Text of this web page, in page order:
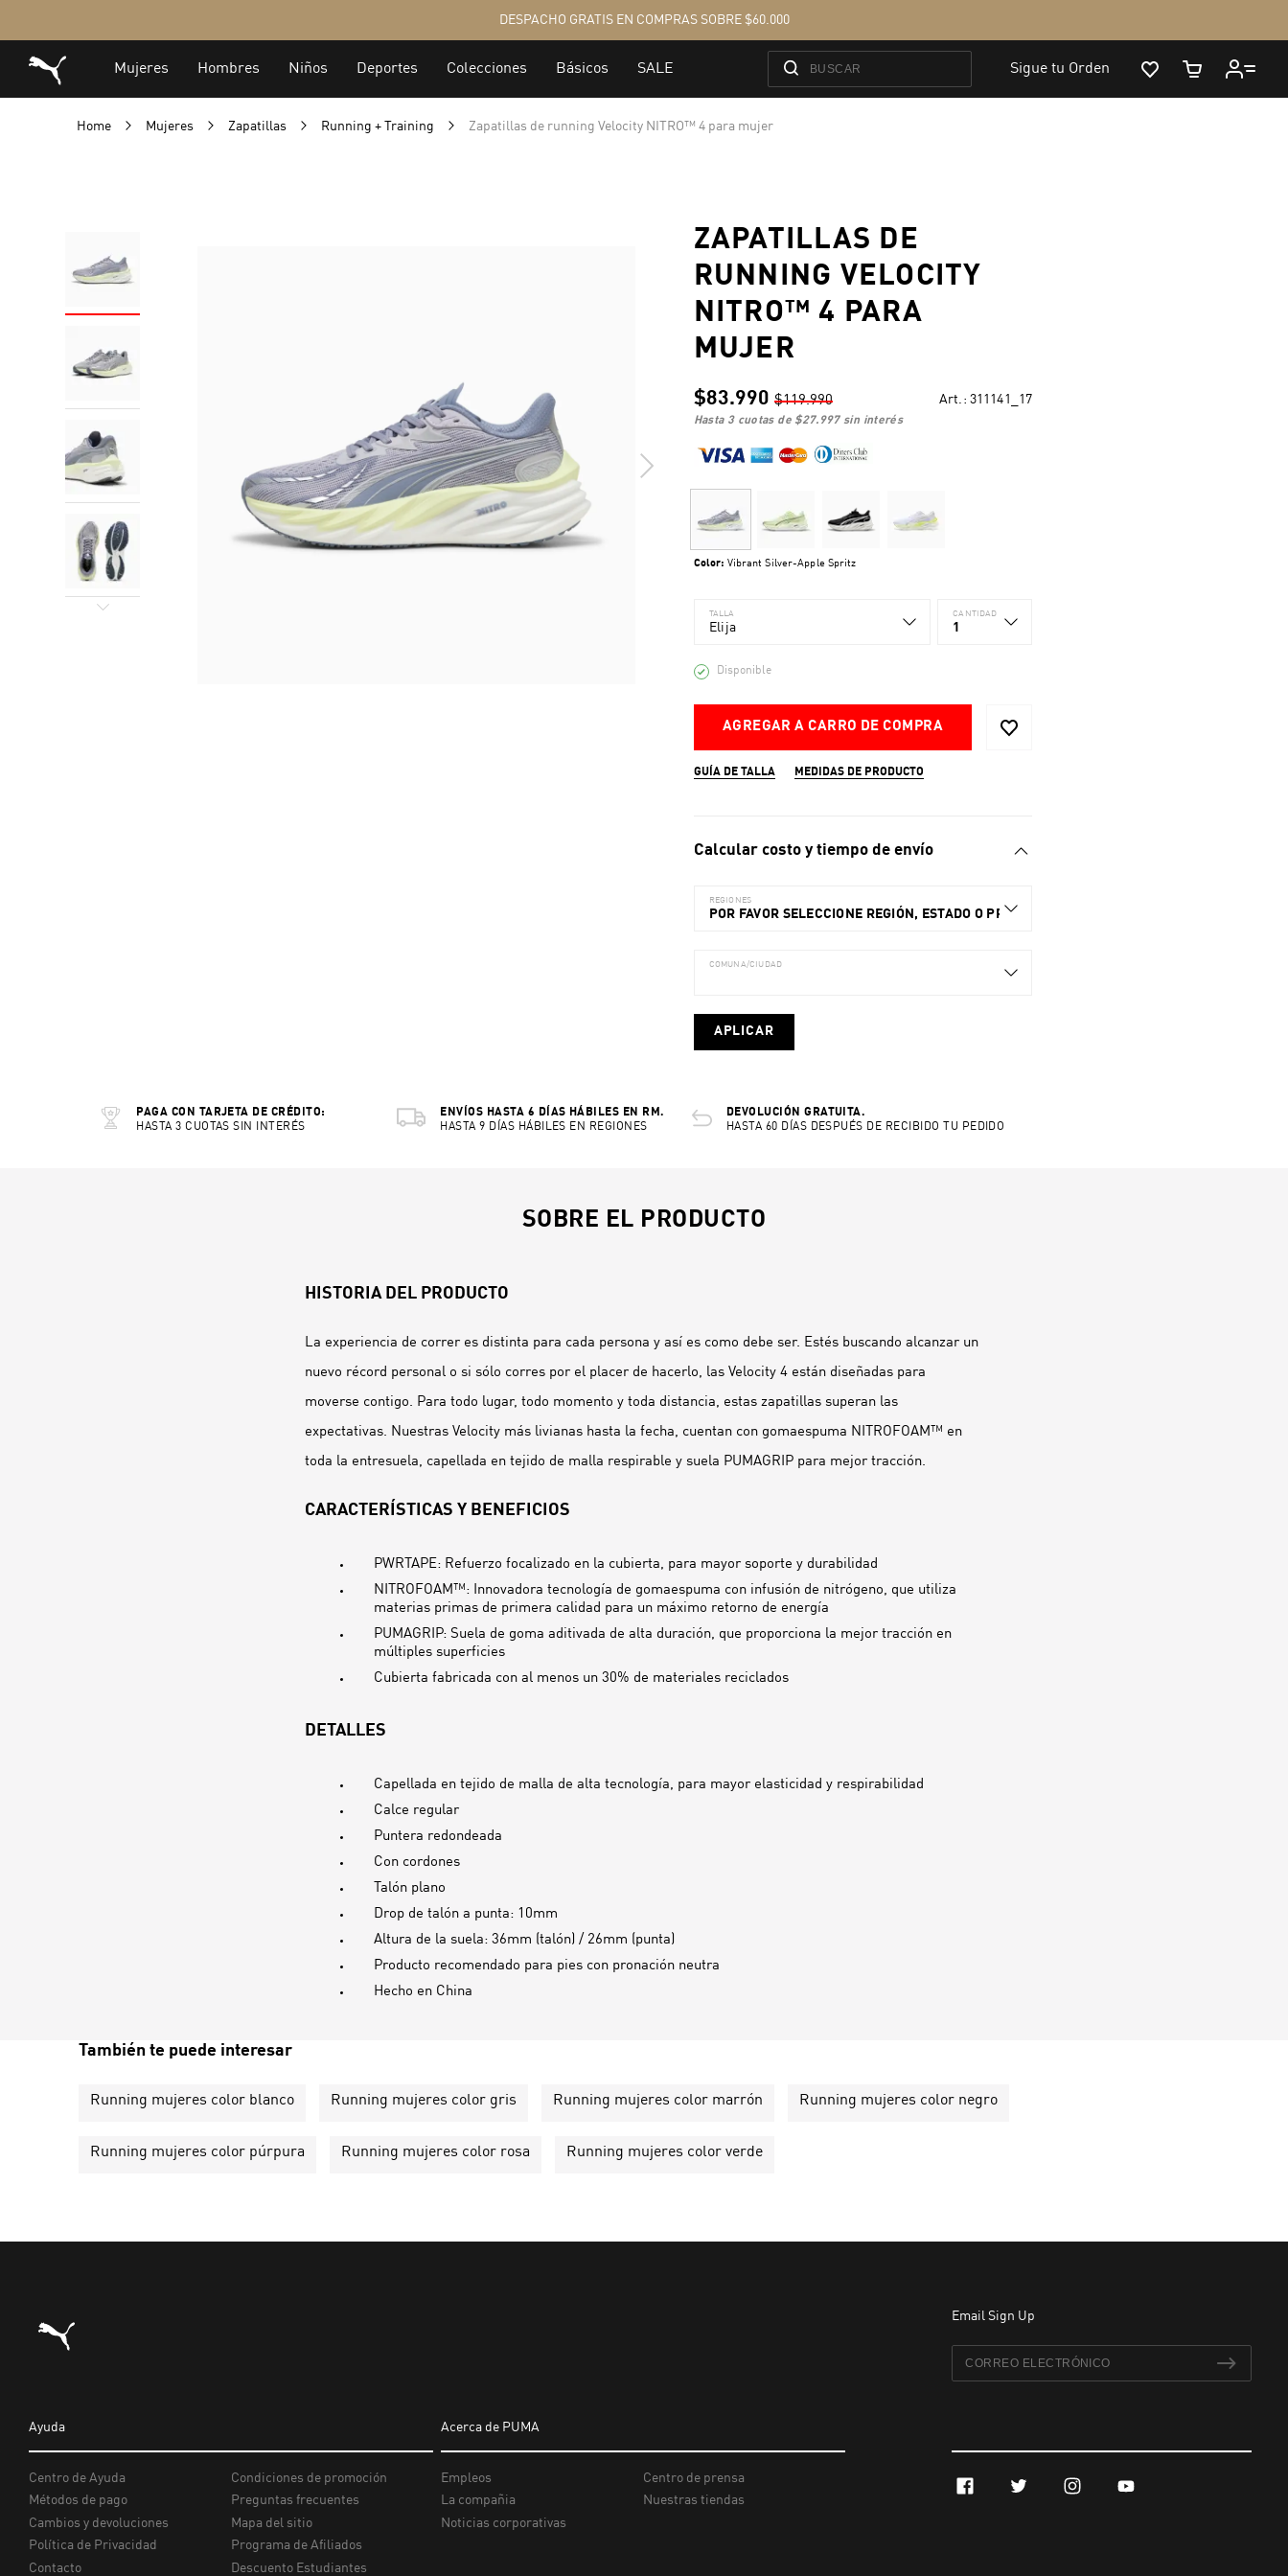
Home Mujeres Zapatillas Running + Training Zapatillas de running Velocity NITRO™ 4 para mujer
ZAPATILLAS DE
RUNNING VELOCITY
NITRO™ 4 PARA
MUJER
$83.990 $119.990 Art.: 311141_17
hasta 3 cuotas de $27.997sin interés
Color: Vibrant Silver-Apple Spritz
TALLA
Elija
CANTIDAD
1
Disponible
AGREGAR A CARRO DE COMPRA
GUÍA DE TALLA MEDIDAS DE PRODUCTO
Calcular costo y tiempo de envío
REGIONES
POR FAVOR SELECCIONE REGIÓN, ESTADO O PROVINCIA.
COMUNA/CIUDAD
APLICAR
PAGA CON TARJETA DE CRÉDITO:
HASTA 3 CUOTAS SIN INTERÉS
ENVÍOS HASTA 6 DÍAS HÁBILES EN RM.
HASTA 9 DÍAS HÁBILES EN REGIONES
DEVOLUCIÓN GRATUITA.
HASTA 60 DÍAS DESPUÉS DE RECIBIDO TU PEDIDO
SOBRE EL PRODUCTO
HISTORIA DEL PRODUCTO
La experiencia de correr es distinta para cada persona y así es como debe ser. Estés buscando alcanzar un
nuevo récord personal o si sólo corres por el placer de hacerlo, las Velocity 4 están diseñadas para
moverse contigo. Para todo lugar, todo momento y toda distancia, estas zapatillas superan las
expectativas. Nuestras Velocity más livianas hasta la fecha, cuentan con gomaespuma NITROFOAM™ en
toda la entresuela, capellada en tejido de malla respirable y suela PUMAGRIP para mejor tracción.
CARACTERÍSTICAS Y BENEFICIOS
PWRTAPE: Refuerzo focalizado en la cubierta, para mayor soporte y durabilidad
NITROFOAM™: Innovadora tecnología de gomaespuma con infusión de nitrógeno, que utiliza
materias primas de primera calidad para un máximo retorno de energía
PUMAGRIP: Suela de goma aditivada de alta duración, que proporciona la mejor tracción en
múltiples superficies
Cubierta fabricada con al menos un 30% de materiales reciclados
DETALLES
Capellada en tejido de malla de alta tecnología, para mayor elasticidad y respirabilidad
Calce regular
Puntera redondeada
Con cordones
Talón plano
Drop de talón a punta: 10mm
Altura de la suela: 36mm (talón) / 26mm (punta)
Producto recomendado para pies con pronación neutra
Hecho en China
También te puede interesar
Running mujeres color blanco Running mujeres color gris Running mujeres color marrón Running mujeres color negro
Running mujeres color púrpura Running mujeres color rosa Running mujeres color verde